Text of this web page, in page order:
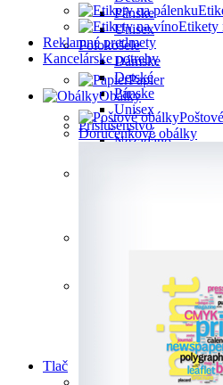
Pánske
Unisex
Polokošele
Dámske
Detské
Pánske
Unisex
Príslušenstvo
Nezadáno
Tlač
Etikety
Reklamné predmety
Kancelárske potreby
Papier
Obálky
Doručenkové obálky